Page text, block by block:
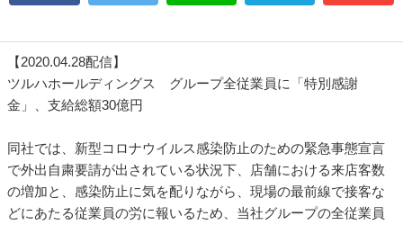
【2020.04.28配信】
ツルハホールディングス グループ全従業員に「特別感謝
金」、支給総額30億円
同社では、新型コロナウイルス感染防止のための緊急事態宣言
で外出自粛要請が出されている状況下、店舗における来店客数
の増加と、感染防止に気を配りながら、現場の最前線で接客な
どにあたる従業員の労に報いるため、当社グループの全従業員